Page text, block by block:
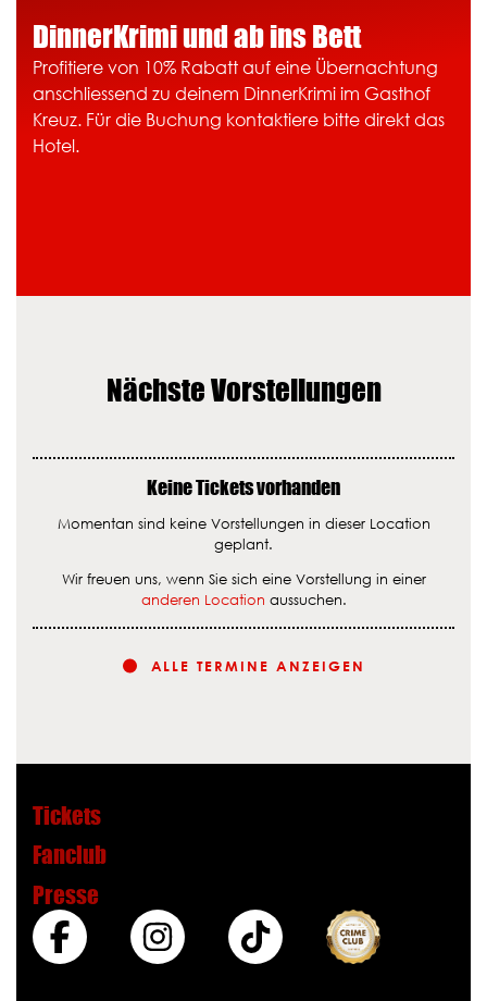
DinnerKrimi und ab ins Bett
Profitiere von 10% Rabatt auf eine Übernachtung
anschliessend zu deinem DinnerKrimi im Gasthof
Kreuz. Für die Buchung kontaktiere bitte direkt das
Hotel.
Nächste Vorstellungen
Keine Tickets vorhanden
Momentan sind keine Vorstellungen in dieser Location
geplant.
Wir freuen uns, wenn Sie sich eine Vorstellung in einer
anderen Location aussuchen.
ALLE TERMINE ANZEIGEN
Tickets
Fanclub
Presse